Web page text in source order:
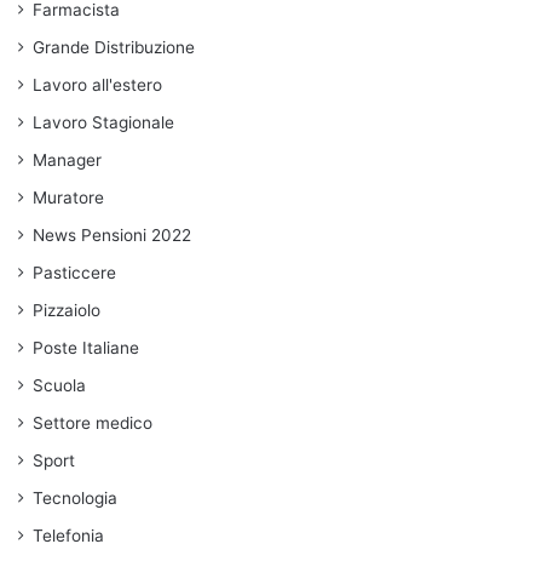
Farmacista
Grande Distribuzione
Lavoro all'estero
Lavoro Stagionale
Manager
Muratore
News Pensioni 2022
Pasticcere
Pizzaiolo
Poste Italiane
Scuola
Settore medico
Sport
Tecnologia
Telefonia